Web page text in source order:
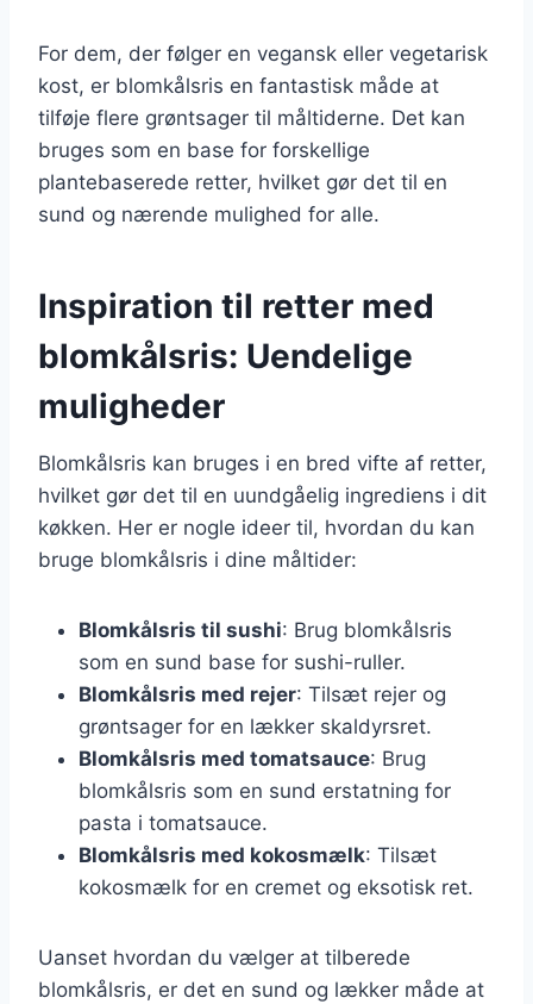
For dem, der følger en vegansk eller vegetarisk
kost, er blomkålsris en fantastisk måde at
tilføje flere grøntsager til måltiderne. Det kan
bruges som en base for forskellige
plantebaserede retter, hvilket gør det til en
sund og nærende mulighed for alle.
Inspiration til retter med
blomkålsris: Uendelige
muligheder
Blomkålsris kan bruges i en bred vifte af retter,
hvilket gør det til en uundgåelig ingrediens i dit
køkken. Her er nogle ideer til, hvordan du kan
bruge blomkålsris i dine måltider:
Blomkålsris til sushi: Brug blomkålsris
som en sund base for sushi-ruller.
Blomkålsris med rejer: Tilsæt rejer og
grøntsager for en lækker skaldyrsret.
Blomkålsris med tomatsauce: Brug
blomkålsris som en sund erstatning for
pasta i tomatsauce.
Blomkålsris med kokosmælk: Tilsæt
kokosmælk for en cremet og eksotisk ret.
Uanset hvordan du vælger at tilberede
blomkålsris, er det en sund og lækker måde at